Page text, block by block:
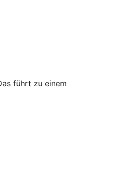
führt zu einem